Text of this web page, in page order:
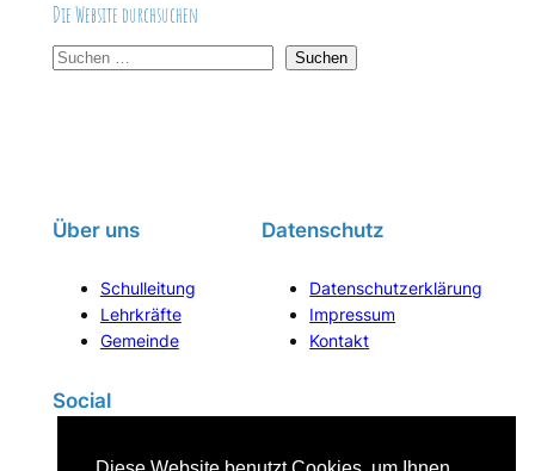
Die Website durchsuchen
S
n
Suchen
Über uns
Schulleitung
Lehrkräfte
Gemeinde
Datenschutz
Datenschutzerklärung
Impressum
Kontakt
Social
Instagram